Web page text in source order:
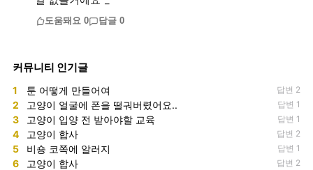
도움돼요 0 답글 0
커뮤니티 인기글
1 툰 어떻게 만들어여 답변 2
2 고양이 얼굴에 폰을 떨궈버렸어요.. 답변 1
3 고양이 입양 전 받아야할 교육 답변 1
4 고양이 합사 답변 2
5 비숑 코쪽에 알러지 답변 1
6 고양이 합사 답변 2